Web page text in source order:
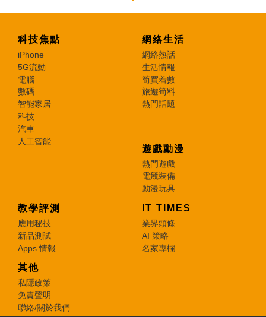
科技焦點
iPhone
5G流動
電腦
數碼
智能家居
科技
汽車
人工智能
網絡生活
網絡熱話
生活情報
筍買着數
旅遊筍料
熱門話題
遊戲動漫
熱門遊戲
電競裝備
動漫玩具
教學評測
應用秘技
新品測試
Apps 情報
IT TIMES
業界頭條
AI 策略
名家專欄
其他
私隱政策
免責聲明
聯絡/關於我們